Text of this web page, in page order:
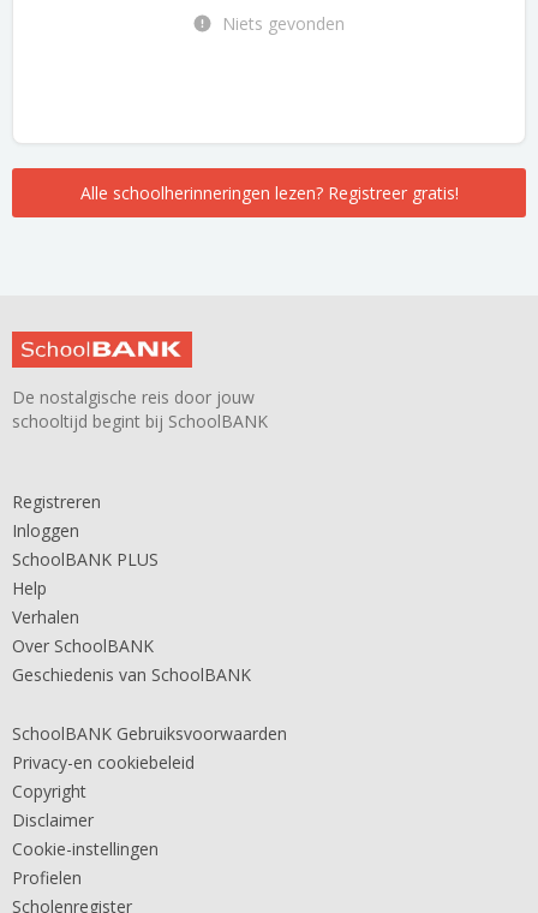
Niets gevonden
Alle schoolherinneringen lezen? Registreer gratis!
De nostalgische reis door jouw
schooltijd begint bij SchoolBANK
Registreren
Inloggen
SchoolBANK PLUS
Help
Verhalen
Over SchoolBANK
Geschiedenis van SchoolBANK
SchoolBANK Gebruiksvoorwaarden
Privacy-en cookiebeleid
Copyright
Disclaimer
Cookie-instellingen
Profielen
Scholenregister